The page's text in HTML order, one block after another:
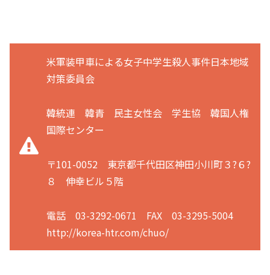
米軍装甲車による女子中学生殺人事件日本地域
対策委員会
韓統連 韓青 民主女性会 学生協 韓国人権
国際センター
〒101-0052 東京都千代田区神田小川町３?６?
８ 伸幸ビル５階
電話 03-3292-0671 FAX 03-3295-5004
http://korea-htr.com/chuo/